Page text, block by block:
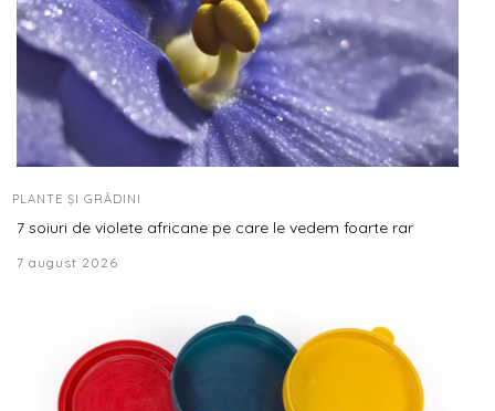
PLANTE ȘI GRĂDINI
7 soiuri de violete africane pe care le vedem foarte rar
7 august 2026